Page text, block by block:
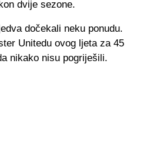
dvije sezone.
dočekali neku ponudu.
Unitedu ovog ljeta za 45
nikako nisu pogriješili.